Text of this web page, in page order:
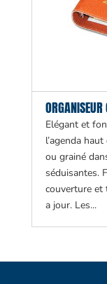
Elégant et
l’agenda
ou grainé
séduisantes.
couverture et
a jour. Les...